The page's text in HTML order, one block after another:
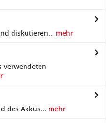
diskutieren... mehr
verwendeten
des Akkus... mehr